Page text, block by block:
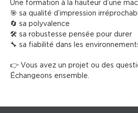
Une formation à la hauteur d’une
🎯 sa qualité d’impression
🔄 sa polyvalence
🛠️ sa robustesse pensée pour durer
🔧 sa fiabilité dans les
👉 Vous avez un projet ou des
Échangeons ensemble.